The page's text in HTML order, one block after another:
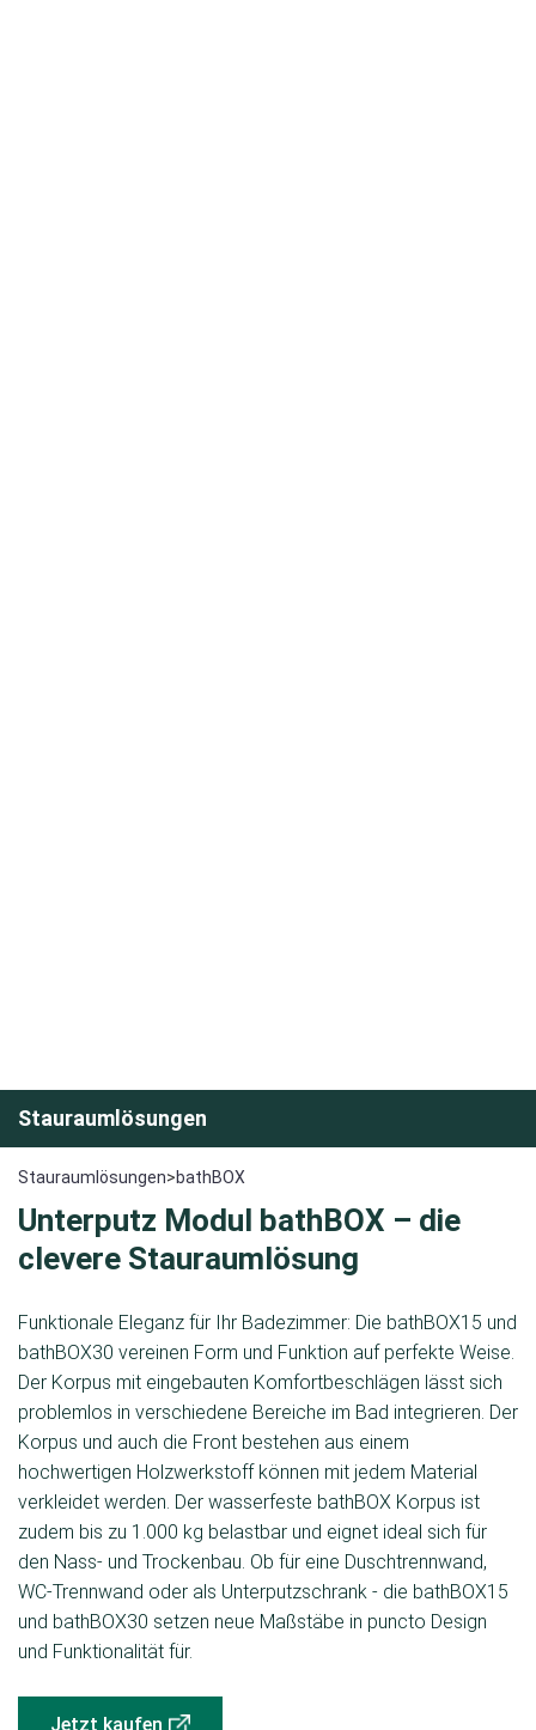
Stauraumlösungen
Stauraumlösungen>bathBOX
Unterputz Modul bathBOX – die
clevere Stauraumlösung
Funktionale Eleganz für Ihr Badezimmer: Die bathBOX15 und
bathBOX30 vereinen Form und Funktion auf perfekte Weise.
Der Korpus mit eingebauten Komfortbeschlägen lässt sich
problemlos in verschiedene Bereiche im Bad integrieren. Der
Korpus und auch die Front bestehen aus einem
hochwertigen Holzwerkstoff können mit jedem Material
verkleidet werden. Der wasserfeste bathBOX Korpus ist
zudem bis zu 1.000 kg belastbar und eignet ideal sich für
den Nass- und Trockenbau. Ob für eine Duschtrennwand,
WC-Trennwand oder als Unterputzschrank - die bathBOX15
und bathBOX30 setzen neue Maßstäbe in puncto Design
und Funktionalität für.
Jetzt kaufen